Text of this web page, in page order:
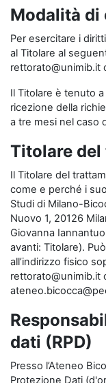
Modalità
Per esercitare i
al Titolare al
rettorato@unimib.it
Il Titolare è tenuto
ricezione della
a tre mesi nel caso
Titolare
Il Titolare del
come e perché i
Studi di Milano-
Nuovo 1, 20126
Giovanna
avanti: Titolare).
all’indirizzo fisico
rettorato@unimib.it
dati (RPD)
Presso l’Ateneo
Protezione Dati